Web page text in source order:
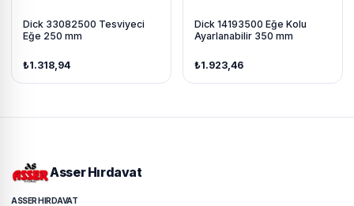
Dick 33082500 Tesviyeci
Eğe 250 mm
₺1.318,94
Dick 14193500 Eğe Kolu
Ayarlanabilir 350 mm
₺1.923,46
Asser Hırdavat
ASSER HIRDAVAT